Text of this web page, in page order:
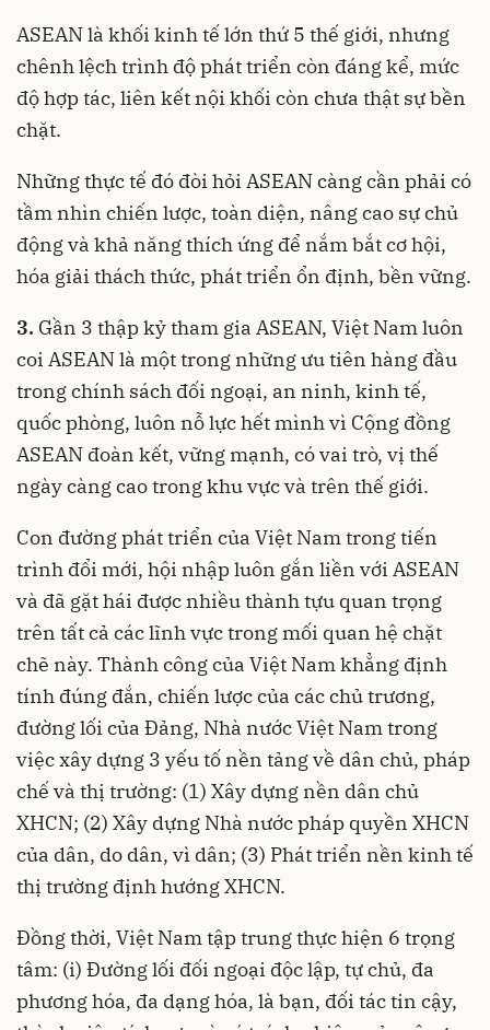
ASEAN là khối kinh tế lớn thứ 5 thế giới, nhưng
chênh lệch trình độ phát triển còn đáng kể, mức
độ hợp tác, liên kết nội khối còn chưa thật sự bền
chặt.
Những thực tế đó đòi hỏi ASEAN càng cần phải có
tầm nhìn chiến lược, toàn diện, nâng cao sự chủ
động và khả năng thích ứng để nắm bắt cơ hội,
hóa giải thách thức, phát triển ổn định, bền vững.
3. Gần 3 thập kỷ tham gia ASEAN, Việt Nam luôn
coi ASEAN là một trong những ưu tiên hàng đầu
trong chính sách đối ngoại, an ninh, kinh tế,
quốc phòng, luôn nỗ lực hết mình vì Cộng đồng
ASEAN đoàn kết, vững mạnh, có vai trò, vị thế
ngày càng cao trong khu vực và trên thế giới.
Con đường phát triển của Việt Nam trong tiến
trình đổi mới, hội nhập luôn gắn liền với ASEAN
và đã gặt hái được nhiều thành tựu quan trọng
trên tất cả các lĩnh vực trong mối quan hệ chặt
chẽ này. Thành công của Việt Nam khẳng định
tính đúng đắn, chiến lược của các chủ trương,
đường lối của Đảng, Nhà nước Việt Nam trong
việc xây dựng 3 yếu tố nền tảng về dân chủ, pháp
chế và thị trường: (1) Xây dựng nền dân chủ
XHCN; (2) Xây dựng Nhà nước pháp quyền XHCN
của dân, do dân, vì dân; (3) Phát triển nền kinh tế
thị trường định hướng XHCN.
Đồng thời, Việt Nam tập trung thực hiện 6 trọng
tâm: (i) Đường lối đối ngoại độc lập, tự chủ, đa
phương hóa, đa dạng hóa, là bạn, đối tác tin cậy,